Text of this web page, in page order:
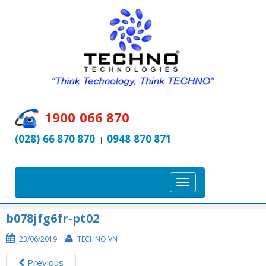
1900 066 870
(028) 66 870 870 | 0948 870 871
T
o
b078jfg6fr-pt02
23/06/2019 TECHNO VN
Previous